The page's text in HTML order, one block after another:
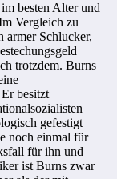
besten Alter und
Vergleich zu
armer Schlucker,
trotzdem. Burns
besitzt
gefestigt
noch einmal für
für ihn und
ist Burns zwar